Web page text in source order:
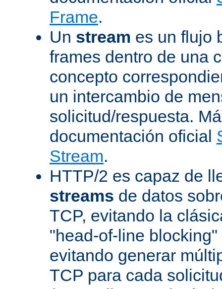
Frame.
Un stream es un flujo
frames dentro de una
concepto
un intercambio de
solicitud/respuesta.
documentación oficial
Stream.
HTTP/2 es capaz de
streams de datos
TCP, evitando la
"head-of-line
evitando generar
TCP para cada